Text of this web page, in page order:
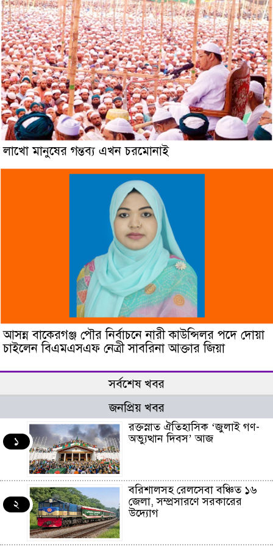
লাখো মানুষের গন্তব্য এখন চরমোনাই
আসন্ন বাকেরগঞ্জ পৌর নির্বাচনে নারী কাউন্সিলর পদে দোয়া
চাইলেন বিএমএসএফ নেত্রী সাবরিনা আক্তার জিয়া
সর্বশেষ খবর
জনপ্রিয় খবর
১
রক্তস্নাত ঐতিহাসিক ‌‘জুলাই গণ-
অভ্যুত্থান দিবস’ আজ
২
বরিশালসহ রেলসেবা বঞ্চিত ১৬
জেলা, সম্প্রসারণে সরকারের
উদ্যোগ